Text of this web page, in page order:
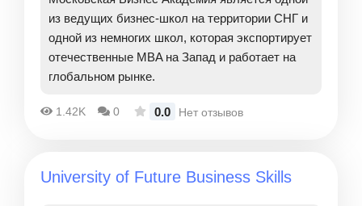
из ведущих бизнес-школ на территории СНГ и
одной из немногих школ, которая экспортирует
отечественные MBA на Запад и работает на
глобальном рынке.
1.42K 0 0.0 Нет отзывов
University of Future Business Skills